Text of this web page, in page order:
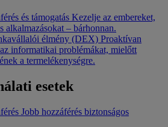
és támogatás Kezelje az embereket,
alkalmazásokat – bárhonnan.
élmény (DEX) Proaktívan
informatikai problémákat, mielőtt
a termelékenységre.
esetek
Jobb hozzáférés biztonságos